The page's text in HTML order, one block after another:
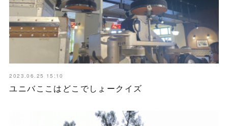
2023.06.25 15:10
ユニバここはどこでしょークイズ